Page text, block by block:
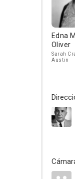
Edna
Oliver
Sarah
Austin